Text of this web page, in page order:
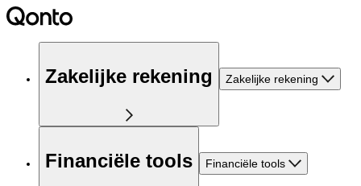
Zakelijke rekening Zakelijke rekening
Financiële tools Financiële tools